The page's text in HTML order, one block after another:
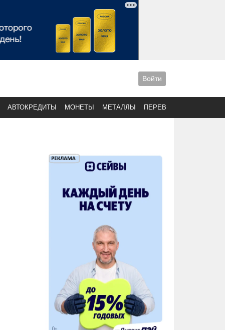
Войти
АВТОКРЕДИТЫ МОНЕТЫ МЕТАЛЛЫ ПЕРЕВОДЫ